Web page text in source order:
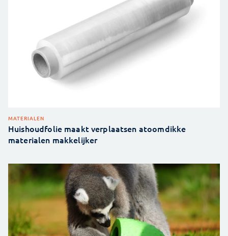
MATERIALEN
Huishoudfolie maakt verplaatsen atoomdikke
materialen makkelijker